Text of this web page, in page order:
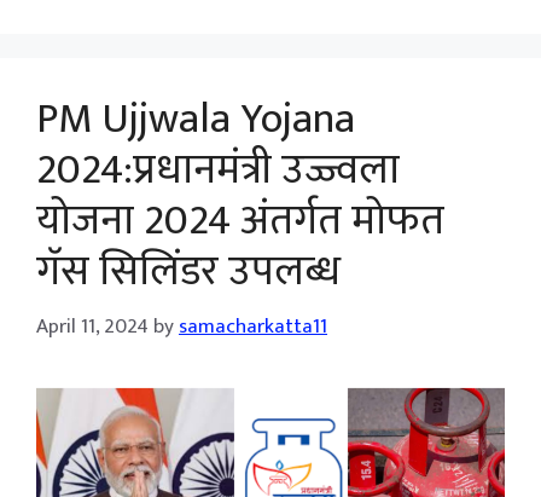
PM Ujjwala Yojana
2024:प्रधानमंत्री उज्ज्वला
योजना 2024 अंतर्गत मोफत
गॅस सिलिंडर उपलब्ध
April 11, 2024 bysamacharkatta11